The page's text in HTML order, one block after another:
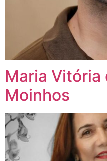
Maria Vitória
Moinhos